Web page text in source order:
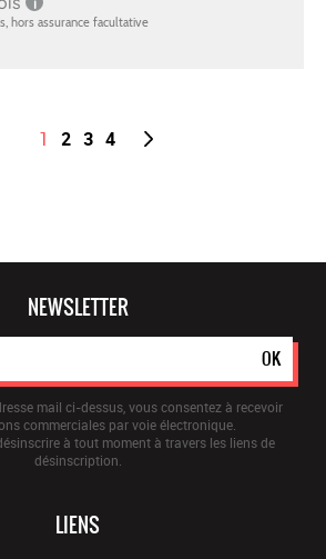
1 2 3 4
NEWSLETTER
OK
mail ci-dessus, vous consentez à recevoir
commerciales par voie électronique.
à tout moment à travers les liens de
désinscription.
LIENS